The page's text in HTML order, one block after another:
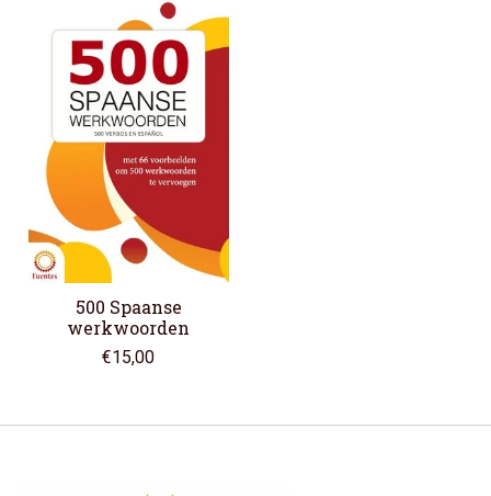
Items van productcarrousel
500 Spaanse
werkwoorden
€15,00